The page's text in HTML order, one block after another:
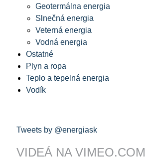
Geotermálna energia
Slnečná energia
Veterná energia
Vodná energia
Ostatné
Plyn a ropa
Teplo a tepelná energia
Vodík
Tweets by @energiask
VIDEÁ NA VIMEO.COM